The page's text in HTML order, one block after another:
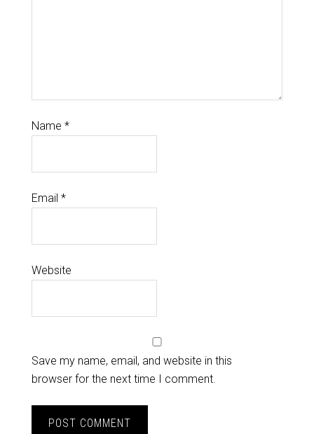
Name *
Email *
Website
Save my name, email, and website in this
browser for the next time I comment.